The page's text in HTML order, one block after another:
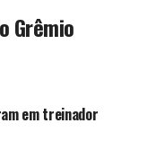
Grêmio
em treinador